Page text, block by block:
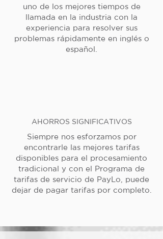
uno de los mejores tiempos de
llamada en la industria con la
experiencia para resolver sus
problemas rápidamente en inglés o
español.
AHORROS SIGNIFICATIVOS
Siempre nos esforzamos por
encontrarle las mejores tarifas
disponibles para el procesamiento
tradicional y con el Programa de
tarifas de servicio de PayLo, puede
dejar de pagar tarifas por completo.